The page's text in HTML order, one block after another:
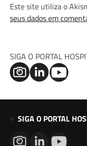
Este site utiliza o
seus dados em
SIGA O PORTAL
SIGA O PORTAL